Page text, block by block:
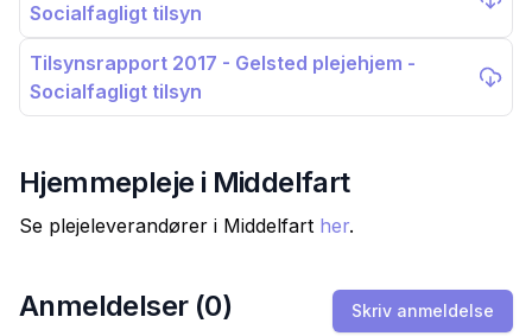
Socialfagligt tilsyn
Tilsynsrapport 2017 - Gelsted plejehjem -
Socialfagligt tilsyn
Hjemmepleje i Middelfart
Se plejeleverandører i Middelfart her.
Anmeldelser (0) Skriv anmeldelse